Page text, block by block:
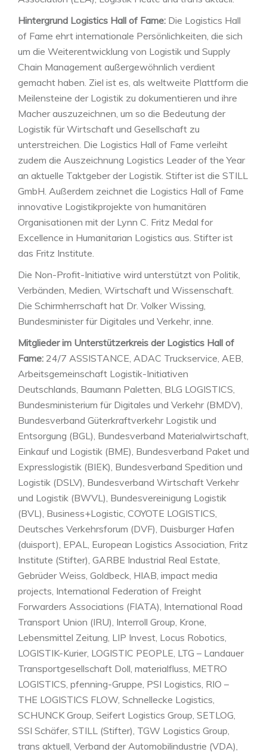
Hintergrund Logistics Hall of Fame: Die Logistics Hall
of Fame ehrt internationale Persönlichkeiten, die sich
um die Weiterentwicklung von Logistik und Supply
Chain Management außergewöhnlich verdient
gemacht haben. Ziel ist es, als weltweite Plattform die
Meilensteine der Logistik zu dokumentieren und ihre
Macher auszuzeichnen, um so die Bedeutung der
Logistik für Wirtschaft und Gesellschaft zu
unterstreichen. Die Logistics Hall of Fame verleiht
zudem die Auszeichnung Logistics Leader of the Year
an aktuelle Taktgeber der Logistik. Stifter ist die STILL
GmbH. Außerdem zeichnet die Logistics Hall of Fame
innovative Logistikprojekte von humanitären
Organisationen mit der Lynn C. Fritz Medal for
Excellence in Humanitarian Logistics aus. Stifter ist
das Fritz Institute.
Die Non-Profit-Initiative wird unterstützt von Politik,
Verbänden, Medien, Wirtschaft und Wissenschaft.
Die Schirmherrschaft hat Dr. Volker Wissing,
Bundesminister für Digitales und Verkehr, inne.
Mitglieder im Unterstützerkreis der Logistics Hall of
Fame: 24/7 ASSISTANCE, ADAC Truckservice, AEB,
Arbeitsgemeinschaft Logistik-Initiativen
Deutschlands, Baumann Paletten, BLG LOGISTICS,
Bundesministerium für Digitales und Verkehr (BMDV),
Bundesverband Güterkraftverkehr Logistik und
Entsorgung (BGL), Bundesverband Materialwirtschaft,
Einkauf und Logistik (BME), Bundesverband Paket und
Expresslogistik (BIEK), Bundesverband Spedition und
Logistik (DSLV), Bundesverband Wirtschaft Verkehr
und Logistik (BWVL), Bundesvereinigung Logistik
(BVL), Business+Logistic, COYOTE LOGISTICS,
Deutsches Verkehrsforum (DVF), Duisburger Hafen
(duisport), EPAL, European Logistics Association, Fritz
Institute (Stifter), GARBE Industrial Real Estate,
Gebrüder Weiss, Goldbeck, HIAB, impact media
projects, International Federation of Freight
Forwarders Associations (FIATA), International Road
Transport Union (IRU), Interroll Group, Krone,
Lebensmittel Zeitung, LIP Invest, Locus Robotics,
LOGISTIK-Kurier, LOGISTIC PEOPLE, LTG – Landauer
Transportgesellschaft Doll, materialfluss, METRO
LOGISTICS, pfenning-Gruppe, PSI Logistics, RIO –
THE LOGISTICS FLOW, Schnellecke Logistics,
SCHUNCK Group, Seifert Logistics Group, SETLOG,
SSI Schäfer, STILL (Stifter), TGW Logistics Group,
trans aktuell, Verband der Automobilindustrie (VDA),